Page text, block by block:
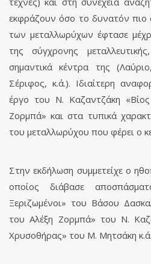
εκφράζουν όσο το δυνατόν πιο
των μεταλλωρύχων έφτασε
της σύγχρονης
σημαντικά κέντρα της
Σέριφος, κ.ά.). Ιδιαίτερη
έργο του Ν. Καζαντζάκη
Ζορμπά» και στα τυπικά
του μεταλλωρύχου που φέρει ο
Στην εκδήλωση συμμετείχε ο
οποίος διάβασε
Ξεριζωμένοι» του Βάσου
του Αλέξη Ζορμπά» του Ν.
Χρυσοθήρας» του Μ. Μητσάκη κ.ά.